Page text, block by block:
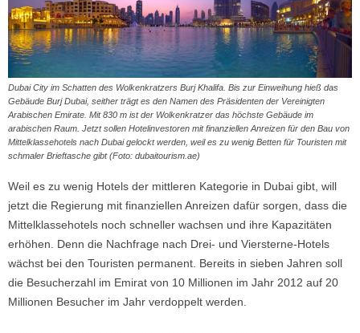
Dubai City im Schatten des Wolkenkratzers Burj Khalifa. Bis zur Einweihung hieß das
Gebäude Burj Dubai, seither trägt es den Namen des Präsidenten der Vereinigten
Arabischen Emirate. Mit 830 m ist der Wolkenkratzer das höchste Gebäude im
arabischen Raum. Jetzt sollen Hotelinvestoren mit finanziellen Anreizen für den Bau von
Mittelklassehotels nach Dubai gelockt werden, weil es zu wenig Betten für Touristen mit
schmaler Brieftasche gibt (Foto: dubaitourism.ae)
Weil es zu wenig Hotels der mittleren Kategorie in Dubai gibt, will
jetzt die Regierung mit finanziellen Anreizen dafür sorgen, dass die
Mittelklassehotels noch schneller wachsen und ihre Kapazitäten
erhöhen. Denn die Nachfrage nach Drei- und Viersterne-Hotels
wächst bei den Touristen permanent. Bereits in sieben Jahren soll
die Besucherzahl im Emirat von 10 Millionen im Jahr 2012 auf 20
Millionen Besucher im Jahr verdoppelt werden.